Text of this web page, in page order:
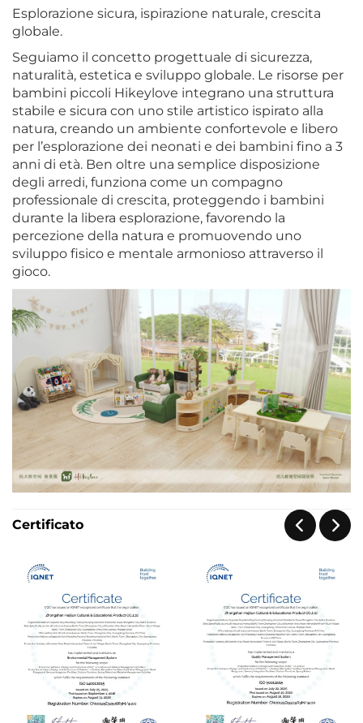
Esplorazione sicura, ispirazione naturale, crescita
globale.
Seguiamo il concetto progettuale di sicurezza,
naturalità, estetica e sviluppo globale. Le risorse per
bambini piccoli Hikeylove integrano una struttura
stabile e sicura con uno stile artistico ispirato alla
natura, creando un ambiente confortevole e libero
per l’esplorazione dei neonati e dei bambini fino a 3
anni di età. Ben oltre una semplice disposizione
degli arredi, funziona come un compagno
professionale di crescita, proteggendo i bambini
durante la libera esplorazione, favorendo la
percezione della natura e promuovendo uno
sviluppo fisico e mentale armonioso attraverso il
gioco.
Certificato